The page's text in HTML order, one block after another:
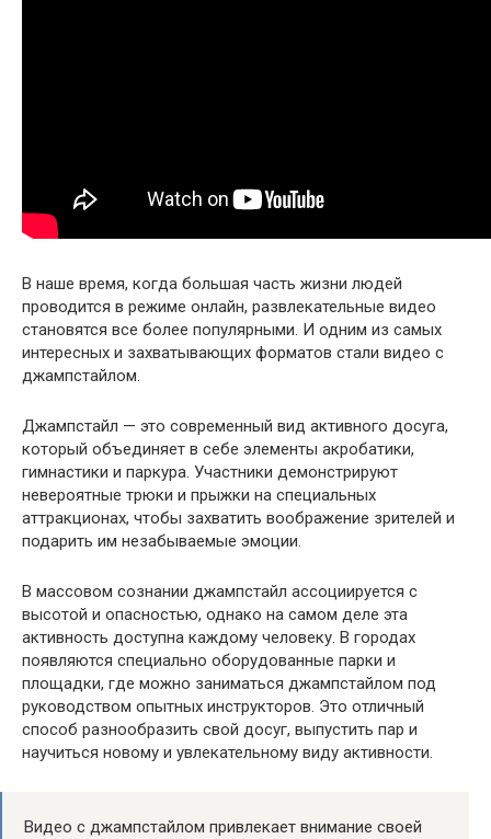
В наше время, когда большая часть жизни людей
проводится в режиме онлайн, развлекательные видео
становятся все более популярными. И одним из самых
интересных и захватывающих форматов стали видео с
джампстайлом.
Джампстайл — это современный вид активного досуга,
который объединяет в себе элементы акробатики,
гимнастики и паркура. Участники демонстрируют
невероятные трюки и прыжки на специальных
аттракционах, чтобы захватить воображение зрителей и
подарить им незабываемые эмоции.
В массовом сознании джампстайл ассоциируется с
высотой и опасностью, однако на самом деле эта
активность доступна каждому человеку. В городах
появляются специально оборудованные парки и
площадки, где можно заниматься джампстайлом под
руководством опытных инструкторов. Это отличный
способ разнообразить свой досуг, выпустить пар и
научиться новому и увлекательному виду активности.
Видео с джампстайлом привлекает внимание своей